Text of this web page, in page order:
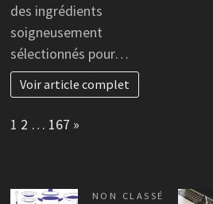
des ingrédients
soigneusement
sélectionnés pour…
Voir article complet
Page:
1 2 … 167 Next
»
NON CLASSÉ